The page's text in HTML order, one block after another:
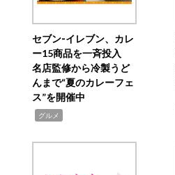
セブン‐イレブン、カレ
ー15商品を一斉投入
名店監修から冷製うど
んまで“夏のカレーフェ
ス”を開催中
グルメ